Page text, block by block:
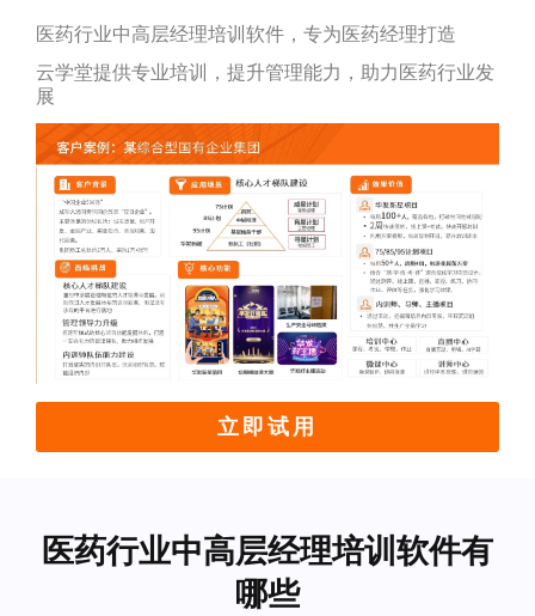
医药行业中高层经理培训软件，专为医药经理打造
云学堂提供专业培训，提升管理能力，助力医药行业发
展
立即试用
医药行业中高层经理培训软件有
哪些